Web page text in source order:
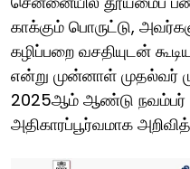
காக்கும் பொருட்டு,
கழிப்பறை வசதியுடன்
என்று முன்னாள் முதல்வர்
2025ஆம் ஆண்டு நவம்பர்
அதிகாரப்பூர்வமாக